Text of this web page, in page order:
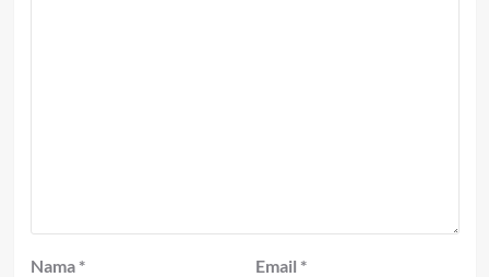
Nama * Email *